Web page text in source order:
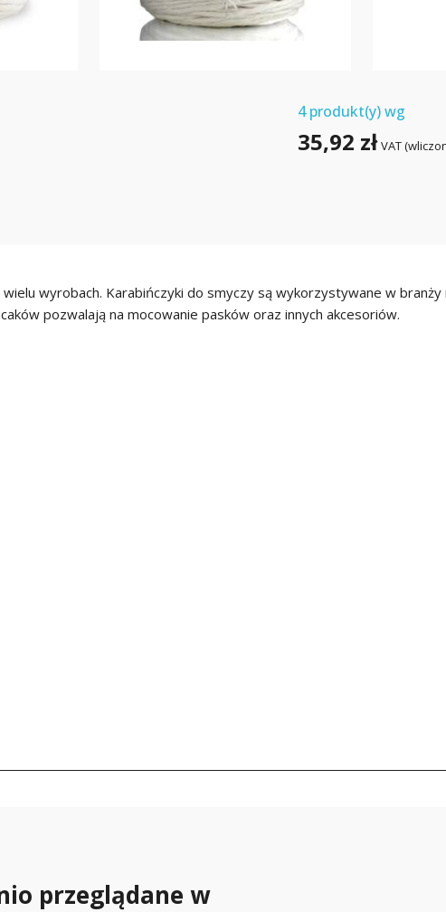
4produkt(y) wg
35,92 zł VAT
wyrobach. Karabińczyki do smyczy są wykorzystywane w
pozwalają na mocowanie pasków oraz innych akcesoriów.
przeglądane w